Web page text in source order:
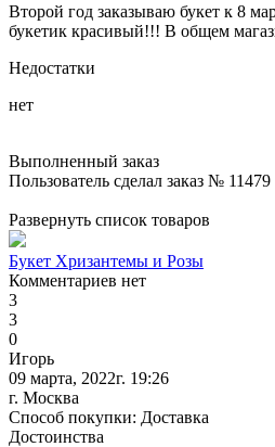
Второй год заказываю букет к 8
букетик красивый!!! В общем
Недостатки
нет
Выполненный заказ
Пользователь сделал заказ № 11479
Развернуть список товаров
Букет Хризантемы и Розы
Комментариев нет
3
3
0
Игорь
09 марта, 2022г. 19:26
г. Москва
Способ покупки: Доставка
Достоинства